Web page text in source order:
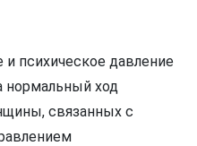
психическое давление
нормальный ход
связанных с